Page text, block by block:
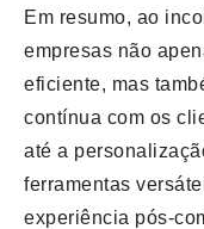
Em resumo, ao
empresas não
eficiente, mas
contínua com os
até a
ferramentas
experiência pós-